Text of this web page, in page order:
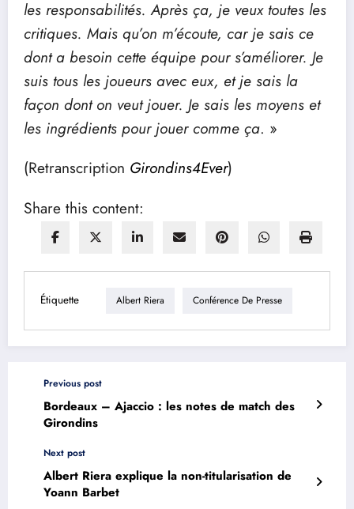
les responsabilités. Après ça, je veux toutes les
critiques. Mais qu’on m’écoute, car je sais ce
dont a besoin cette équipe pour s’améliorer. Je
suis tous les joueurs avec eux, et je sais la
façon dont on veut jouer. Je sais les moyens et
les ingrédients pour jouer comme ça. »
(Retranscription Girondins4Ever)
Share this content:
Étiquette Albert Riera Conférence De Presse
Previous post
Bordeaux – Ajaccio : les notes de match des
Girondins
Next post
Albert Riera explique la non-titularisation de
Yoann Barbet